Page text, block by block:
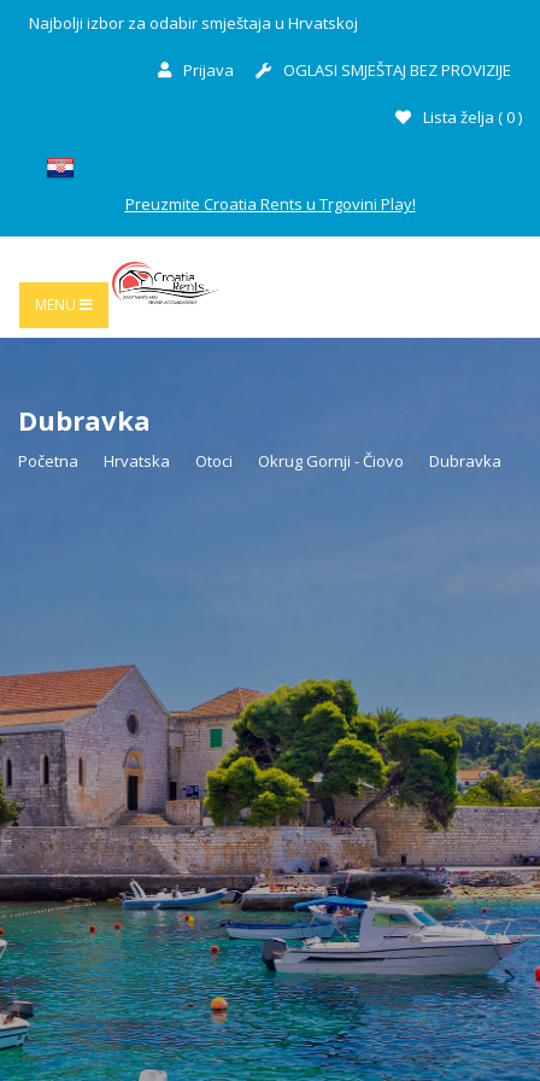
Najbolji izbor za odabir smještaja u Hrvatskoj
Prijava OGLASI SMJEŠTAJ BEZ PROVIZIJE
Lista želja (0)
Preuzmite Croatia Rents u Trgovini Play!
MENU
Dubravka
Početna Hrvatska Otoci Okrug Gornji - Čiovo Dubravka